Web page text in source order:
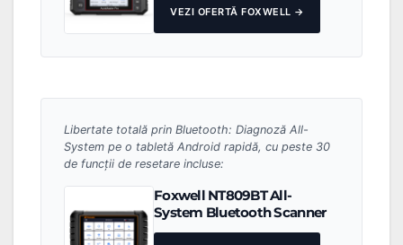
VEZI OFERTĂ FOXWELL →
Libertate totală prin Bluetooth: Diagnoză All-
System pe o tabletă Android rapidă, cu peste 30
de funcții de resetare incluse:
Foxwell NT809BT All-
System Bluetooth Scanner